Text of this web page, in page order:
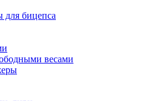
для бицепса
весами